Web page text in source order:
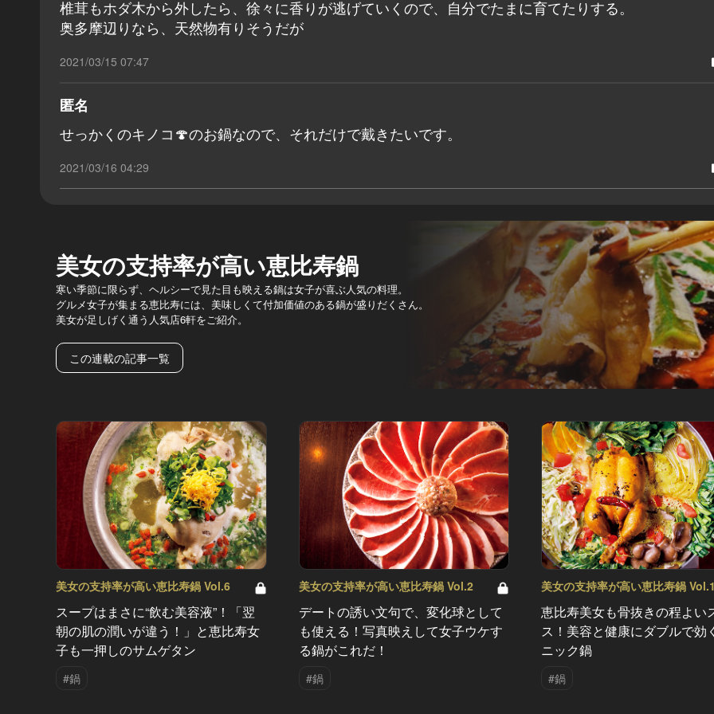
椎茸もホダ木から外したら、徐々に香りが逃げていくので、自分でたまに育てたりする。
奥多摩辺りなら、天然物有りそうだが
2021/03/15 07:47
匿名
せっかくのキノコ🍄のお鍋なので、それだけで戴きたいです。
2021/03/16 04:29
美女の支持率が高い恵比寿鍋
寒い季節に限らず、ヘルシーで見た目も映える鍋は女子が喜ぶ人気の料理。
グルメ女子が集まる恵比寿には、美味しくて付加価値のある鍋が盛りだくさん。
美女が足しげく通う人気店6軒をご紹介。
この連載の記事一覧
美女の支持率が高い恵比寿鍋 Vol.6
スープはまさに“飲む美容液”！「翌
朝の肌の潤いが違う！」と恵比寿女
子も一押しのサムゲタン
#鍋
美女の支持率が高い恵比寿鍋 Vol.2
デートの誘い文句で、変化球として
も使える！写真映えして女子ウケす
る鍋がこれだ！
#鍋
美女の支持率が高い恵比寿鍋
恵比寿美女も骨抜きの程よい
ス！美容と健康にダブルで効
ニック鍋
#鍋